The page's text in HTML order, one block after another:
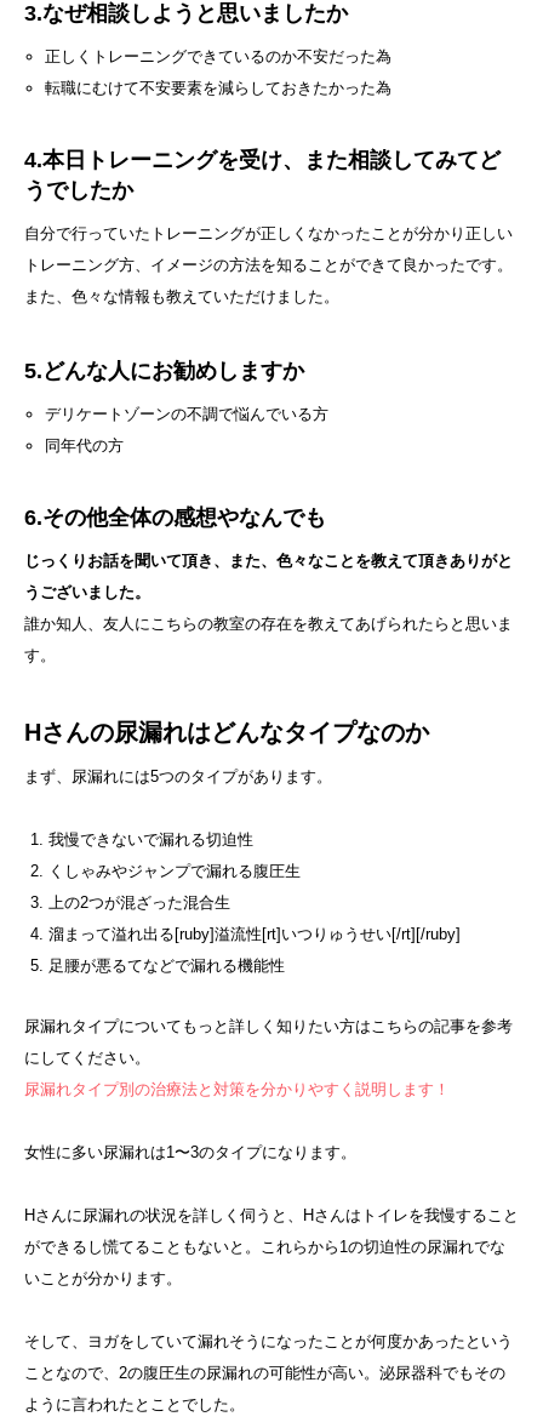
3.なぜ相談しようと思いましたか
正しくトレーニングできているのか不安だった為
転職にむけて不安要素を減らしておきたかった為
4.本日トレーニングを受け、また相談してみてど
うでしたか
自分で行っていたトレーニングが正しくなかったことが分かり正しい
トレーニング方、イメージの方法を知ることができて良かったです。
また、色々な情報も教えていただけました。
5.どんな人にお勧めしますか
デリケートゾーンの不調で悩んでいる方
同年代の方
6.その他全体の感想やなんでも
じっくりお話を聞いて頂き、また、色々なことを教えて頂きありがと
うございました。
誰か知人、友人にこちらの教室の存在を教えてあげられたらと思いま
す。
Hさんの尿漏れはどんなタイプなのか
まず、尿漏れには5つのタイプがあります。
我慢できないで漏れる切迫性
くしゃみやジャンプで漏れる腹圧生
上の2つが混ざった混合生
溜まって溢れ出る[ruby]溢流性[rt]いつりゅうせい[/rt][/ruby]
足腰が悪るてなどで漏れる機能性
尿漏れタイプについてもっと詳しく知りたい方はこちらの記事を参考
にしてください。
尿漏れタイプ別の治療法と対策を分かりやすく説明します！
女性に多い尿漏れは1〜3のタイプになります。
Hさんに尿漏れの状況を詳しく伺うと、Hさんはトイレを我慢すること
ができるし慌てることもないと。これらから1の切迫性の尿漏れでな
いことが分かります。
そして、ヨガをしていて漏れそうになったことが何度かあったという
ことなので、2の腹圧生の尿漏れの可能性が高い。泌尿器科でもその
ように言われたとことでした。